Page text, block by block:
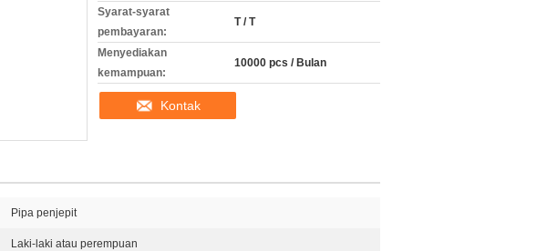
Syarat-syarat
pembayaran:
T / T
Menyediakan
kemampuan:
10000 pcs / Bulan
Kontak
Pipa penjepit
Laki-laki atau perempuan